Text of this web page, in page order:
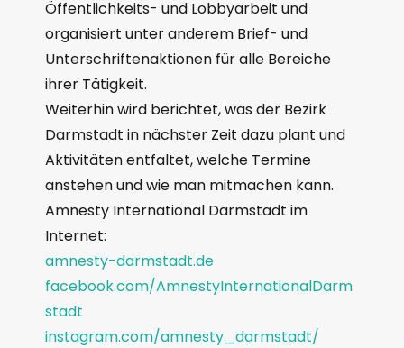
Öffentlichkeits- und Lobbyarbeit und
organisiert unter anderem Brief- und
Unterschriftenaktionen für alle Bereiche
ihrer Tätigkeit.
Weiterhin wird berichtet, was der Bezirk
Darmstadt in nächster Zeit dazu plant und
Aktivitäten entfaltet, welche Termine
anstehen und wie man mitmachen kann.
Amnesty International Darmstadt im
Internet:
amnesty-darmstadt.de
facebook.com/AmnestyInternationalDarm
stadt
instagram.com/amnesty_darmstadt/